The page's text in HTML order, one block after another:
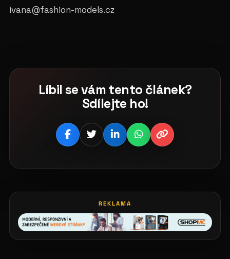
ivana@fashion-models.cz
Líbil se vám tento článek?
Sdílejte ho!
REKLAMA